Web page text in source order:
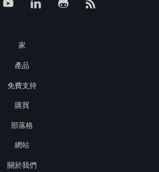
家
產品
免費支持
購買
部落格
網站
關於我們